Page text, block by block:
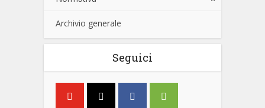
Archivio generale
Seguici